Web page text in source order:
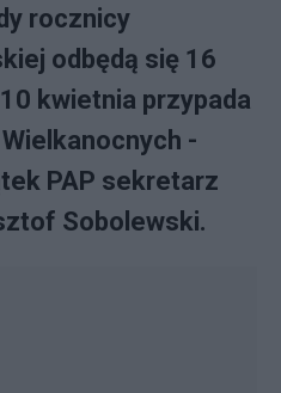
rocznicy
odbędą się 16
kwietnia przypada
-
PAP sekretarz
Sobolewski.